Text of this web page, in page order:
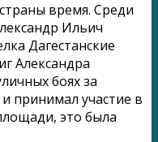
время. Среди
Ильич
Дагестанские
Александра
боях за
принимал участие в
это была